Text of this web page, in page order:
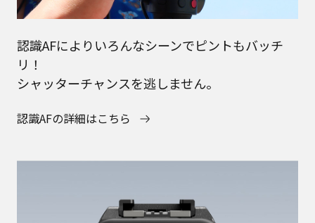
認識AFによりいろんなシーンでピントもバッチ
リ！
シャッターチャンスを逃しません。
認識AFの詳細はこちら